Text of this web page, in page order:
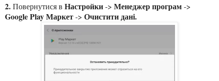
2.Повернутися в Настройки-> Менеджер програм->
Google Play Маркет-> Очистити дані.